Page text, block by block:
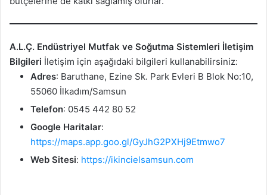
A.L.Ç. Endüstriyel Mutfak ve Soğutma Sistemleri İletişim
Bilgileri İletişim için aşağıdaki bilgileri kullanabilirsiniz:
Adres: Baruthane, Ezine Sk. Park Evleri B Blok No:10,
55060 İlkadım/Samsun
Telefon: 0545 442 80 52
Google Haritalar:
https://maps.app.goo.gl/GyJhG2PXHj9Etmwo7
Web Sitesi: https://ikincielsamsun.com